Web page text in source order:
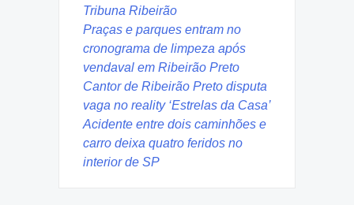
Tribuna Ribeirão
Praças e parques entram no
cronograma de limpeza após
vendaval em Ribeirão Preto
Cantor de Ribeirão Preto disputa
vaga no reality ‘Estrelas da Casa’
Acidente entre dois caminhões e
carro deixa quatro feridos no
interior de SP